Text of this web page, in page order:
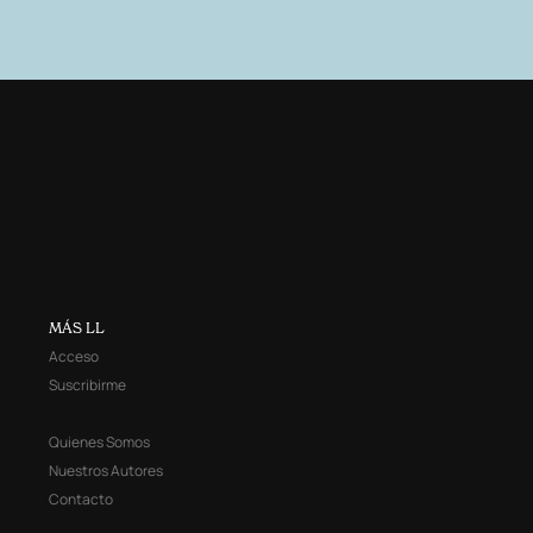
MÁS LL
Acceso
Suscribirme
Quienes Somos
Nuestros Autores
Contacto